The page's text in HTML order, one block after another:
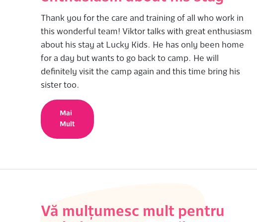
Thank you for the care and training of all who work in
this wonderful team! Viktor talks with great enthusiasm
about his stay at Lucky Kids. He has only been home
for a day but wants to go back to camp. He will
definitely visit the camp again and this time bring his
sister too.
Mai
Mult
Vă mulțumesc mult pentru